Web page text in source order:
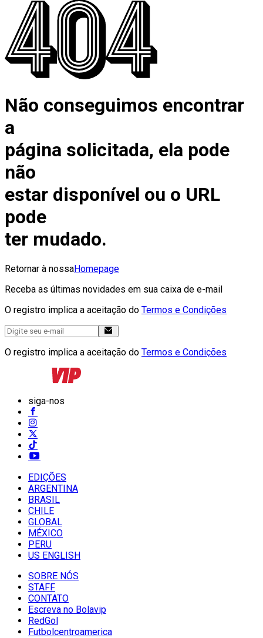
Não conseguimos encontrar
a
página solicitada, ela pode
não
estar disponível ou o URL
pode
ter mudado.
Retornar à nossaHomepage
Receba as últimas novidades em sua caixa de e-mail
O registro implica a aceitação do Termos e Condições
O registro implica a aceitação do Termos e Condições
siga-nos
EDIÇÕES
ARGENTINA
BRASIL
CHILE
GLOBAL
MÉXICO
PERU
US ENGLISH
SOBRE NÓS
STAFF
CONTATO
Escreva no Bolavip
RedGol
Futbolcentroamerica